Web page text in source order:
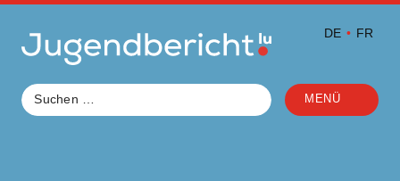
Zum
Inhalt
springen
DE FR
MENÜ